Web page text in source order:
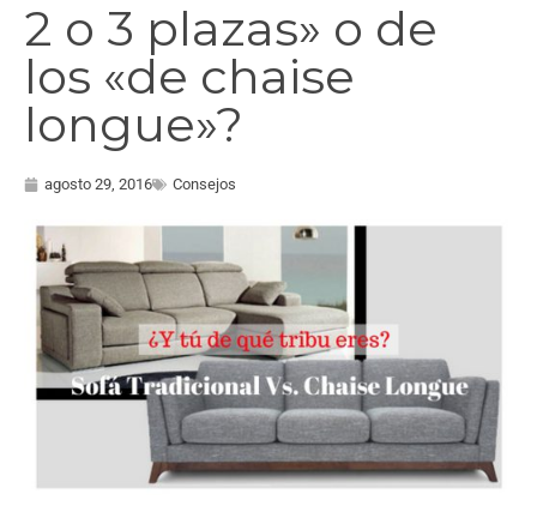
2 o 3 plazas» o de
los «de chaise
longue»?
agosto 29, 2016 Consejos